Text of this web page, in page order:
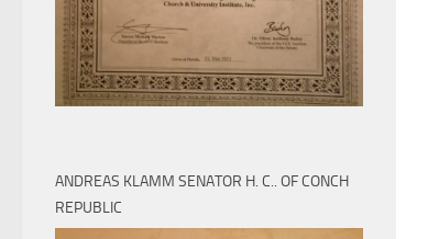
ANDREAS KLAMM SENATOR H. C.. OF CONCH
REPUBLIC